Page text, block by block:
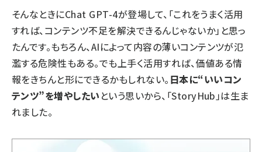
そんなときにChat GPT-4が登場して、「これをうまく活用
すれば、コンテンツ不足を解決できるんじゃないか」と思っ
たんです。もちろん、AIによって内容の薄いコンテンツが氾
濫する危険性もある。でも上手く活用すれば、価値ある情
報をきちんと形にできるかもしれない。 日本に“いいコン
テンツ”を増やしたい という思いから、「StoryHub」は生ま
れました。